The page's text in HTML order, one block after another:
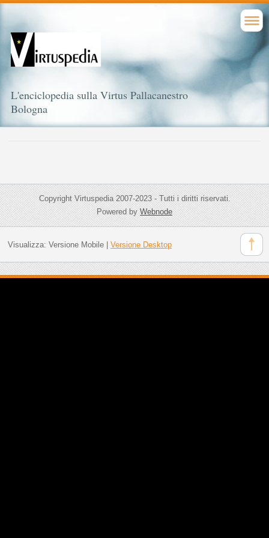
L'enciclopedia sulla Virtus Pallacanestro
Bologna
Copyright Virtuspedia 2007-2023 - Tutti i diritti riservati.
Powered byWebnode
Visualizza: Versione Mobile| Versione Desktop